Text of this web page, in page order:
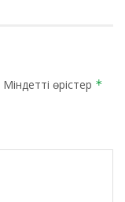
Міндетті өрістер *